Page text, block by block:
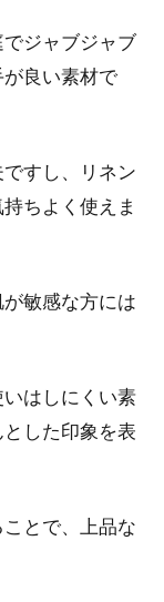
ジャブジャブ
良い素材で
すし、リネン
ちよく使えま
敏感な方には
はしにくい素
した印象を表
とで、上品な